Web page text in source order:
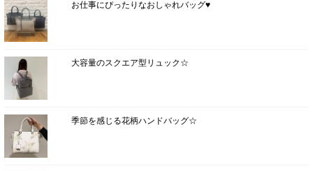
お仕事にぴったりなおしゃれバッグ♥
大容量のスクエア型リュック☆
季節を感じる花柄ハンドバッグ☆